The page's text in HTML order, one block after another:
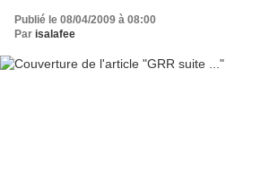
Publié le 08/04/2009 à 08:00
Par isalafee